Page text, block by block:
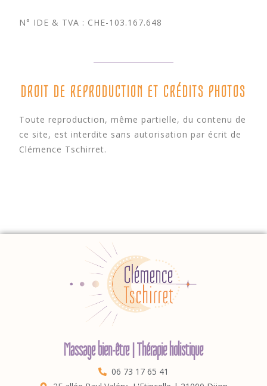
N° IDE & TVA : CHE-103.167.648
DROIT DE REPRODUCTION ET CRÉDITS PHOTOS
Toute reproduction, même partielle, du contenu de
ce site, est interdite sans autorisation par écrit de
Clémence Tschirret.
Massage bien-être | Thérapie holistique
06 73 17 65 41